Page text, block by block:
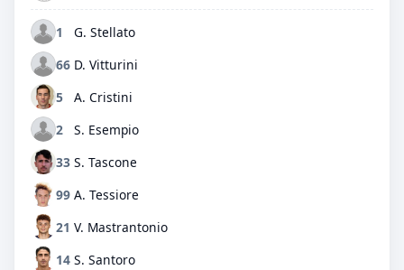
1
G. Stellato
66 D. Vitturini
5
A. Cristini
2
S. Esempio
33 S. Tascone
99 A. Tessiore
21 V. Mastrantonio
14 S. Santoro